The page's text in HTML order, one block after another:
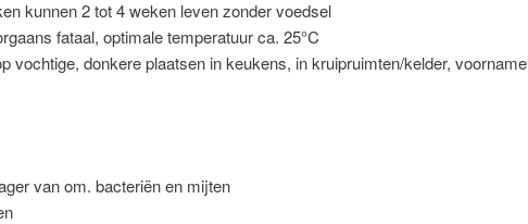
kunnen 2 tot 4 weken leven zonder voedsel
fataal, optimale temperatuur ca. 25°C
vochtige, donkere plaatsen in keukens, in kruipruimten/kelder,
van om. bacteriën en mijten